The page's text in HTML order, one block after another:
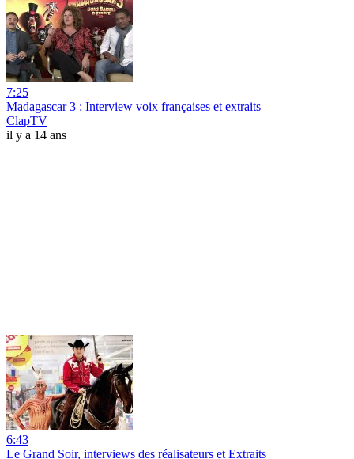
7:25
Madagascar 3 : Interview voix françaises et extraits
ClapTV
il y a 14 ans
6:43
Le Grand Soir, interviews des réalisateurs et Extraits